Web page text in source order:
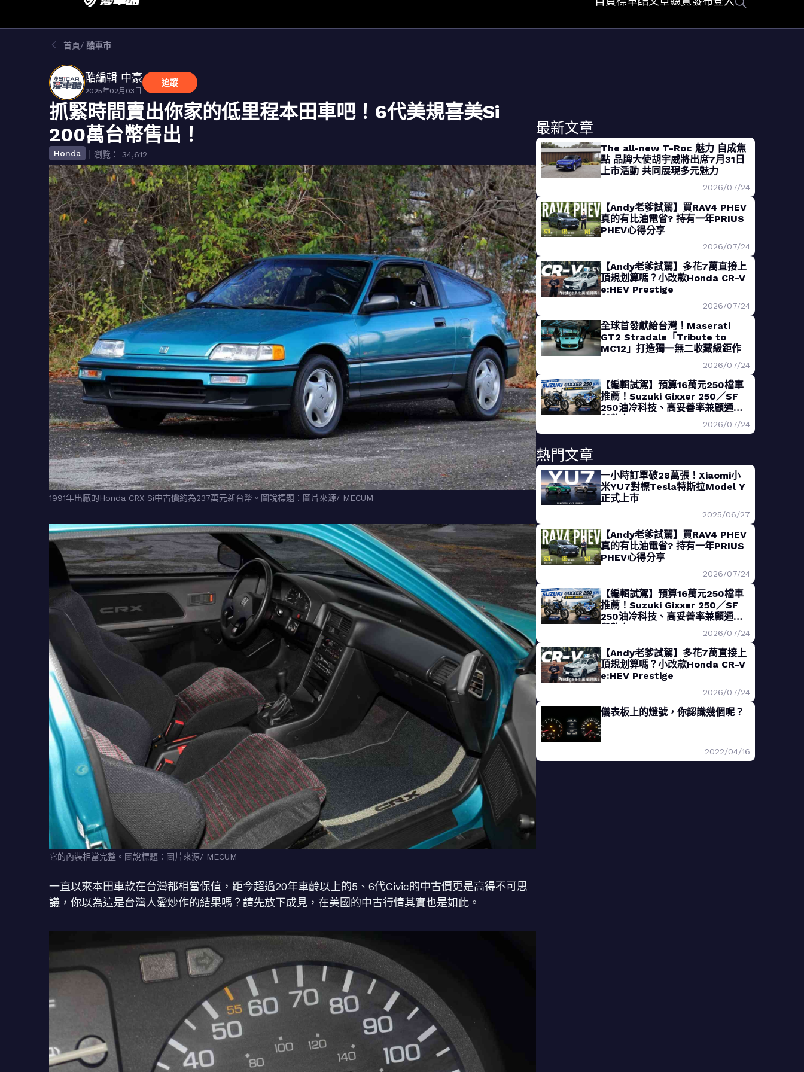
首頁 酷車市
酷編輯 中豪
2025年02月03日
追蹤
抓緊時間賣出你家的低里程本田車吧！6代美規喜美Si
200萬台幣售出！
Honda ｜瀏覽： 34,612
1991年出廠的Honda CRX Si中古價約為237萬元新台幣。圖說標題：圖片來源/ MECUM
它的內裝相當完整。圖說標題：圖片來源/ MECUM
一直以來本田車款在台灣都相當保值，距今超過20年車齡以上的5、6代Civic的中古價更是高得不可思
議，你以為這是台灣人愛炒作的結果嗎？請先放下成見，在美國的中古行情其實也是如此。
最新文章
The all-new T-Roc 魅力 自成焦
點 品牌大使胡宇威將出席7月31日
上市活動 共同展現多元魅力
2026/07/24
【Andy老爹試駕】買RAV4 PHEV
真的有比油電省? 持有一年PRIUS
PHEV心得分享
2026/07/24
【Andy老爹試駕】多花7萬直接上
頂規划算嗎？小改款Honda CR-V
e:HEV Prestige
2026/07/24
全球首發獻給台灣！Maserati
GT2 Stradale「Tribute to
MC12」打造獨一無二收藏級鉅作
2026/07/24
【編輯試駕】預算16萬元250檔車
推薦！Suzuki Gixxer 250／SF
250油冷科技、高妥善率兼顧通勤
與熱血
2026/07/24
熱門文章
一小時訂單破28萬張！Xiaomi小
米YU7對標Tesla特斯拉Model Y
正式上市
2025/06/27
【Andy老爹試駕】買RAV4 PHEV
真的有比油電省? 持有一年PRIUS
PHEV心得分享
2026/07/24
【編輯試駕】預算16萬元250檔車
推薦！Suzuki Gixxer 250／SF
250油冷科技、高妥善率兼顧通勤
與熱血
2026/07/24
【Andy老爹試駕】多花7萬直接上
頂規划算嗎？小改款Honda CR-V
e:HEV Prestige
2026/07/24
儀表板上的燈號，你認識幾個呢？
2022/04/16